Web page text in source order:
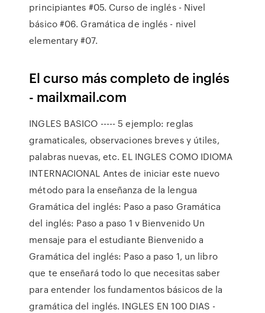
principiantes #05. Curso de inglés - Nivel
básico #06. Gramática de inglés - nivel
elementary #07.
El curso más completo de inglés
- mailxmail.com
INGLES BASICO ----- 5 ejemplo: reglas
gramaticales, observaciones breves y útiles,
palabras nuevas, etc. EL INGLES COMO IDIOMA
INTERNACIONAL Antes de iniciar este nuevo
método para la enseñanza de la lengua
Gramática del inglés: Paso a paso Gramática
del inglés: Paso a paso 1 v Bienvenido Un
mensaje para el estudiante Bienvenido a
Gramática del inglés: Paso a paso 1, un libro
que te enseñará todo lo que necesitas saber
para entender los fundamentos básicos de la
gramática del inglés. INGLES EN 100 DIAS -